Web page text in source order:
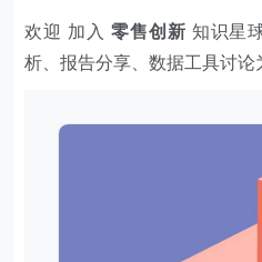
欢迎 加入 零售创新 知识星
析、报告分享、数据工具讨论